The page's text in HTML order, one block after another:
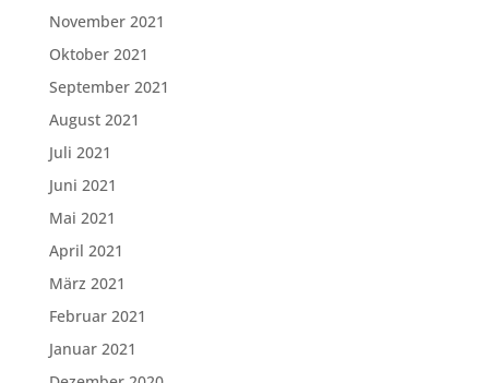
November 2021
Oktober 2021
September 2021
August 2021
Juli 2021
Juni 2021
Mai 2021
April 2021
März 2021
Februar 2021
Januar 2021